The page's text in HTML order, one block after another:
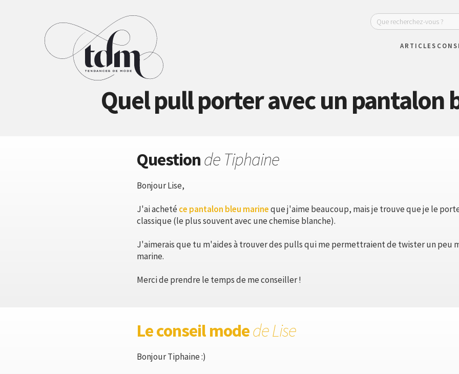
ARTICLES
Quel pull porter avec un pantalon
Questionde Tiphaine
Bonjour Lise,
J'ai achetéce pantalon bleu marineque j'aime beaucoup, mais je trouve que je le
classique (le plus souvent avec une chemise blanche).
J'aimerais que tu m'aides à trouver des pulls qui me permettraient de twister un peu
marine.
Merci de prendre le temps de me conseiller !
Le conseil modede Lise
Bonjour Tiphaine :)